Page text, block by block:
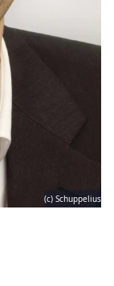
(c) Schuppelius